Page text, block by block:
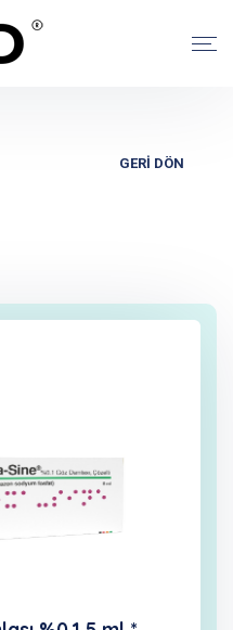
GERİ DÖN